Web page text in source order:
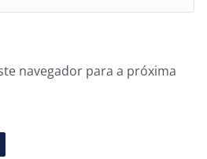
navegador para a próxima